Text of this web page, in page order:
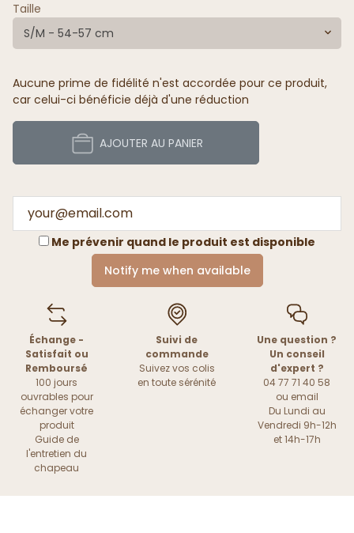
Taille
S/M - 54-57 cm
Aucune prime de fidélité n'est accordée pour ce produit,
car celui-ci bénéficie déjà d'une réduction
AJOUTER AU PANIER
Me prévenir quand le produit est disponible
Notify me when available
Échange -
Satisfait ou
Remboursé
100 jours
ouvrables pour
échanger votre
produit
Guide de
l'entretien du
chapeau
Suivi de
commande
Suivez vos colis
en toute sérénité
Une question ?
Un conseil
d'expert ?
04 77 71 40 58
ou email
Du Lundi au
Vendredi 9h-12h
et 14h-17h